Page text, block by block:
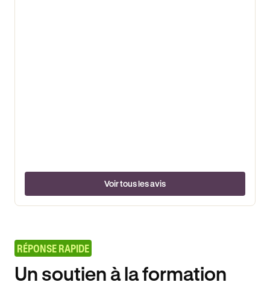
Voir tous les avis
RÉPONSE RAPIDE
Un soutien à la formation